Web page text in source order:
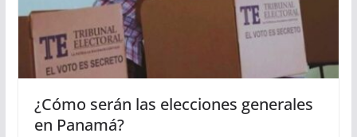
¿Cómo serán las elecciones generales
en Panamá?